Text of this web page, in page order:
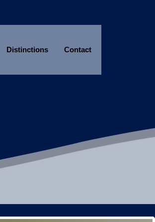
Distinctions Contact
Année
Mois
Année
Mois